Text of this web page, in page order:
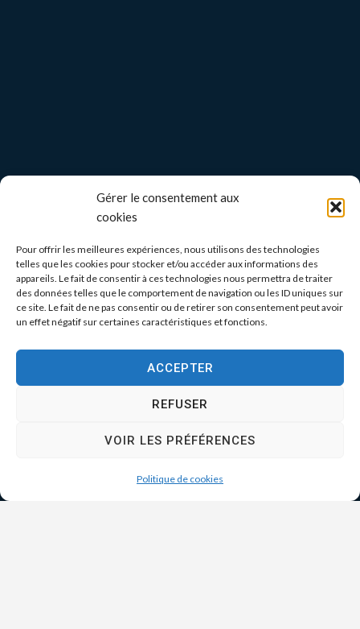
Gérer le consentement aux
cookies
Pour offrir les meilleures expériences, nous utilisons des technologies
telles que les cookies pour stocker et/ou accéder aux informations des
appareils. Le fait de consentir à ces technologies nous permettra de traiter
des données telles que le comportement de navigation ou les ID uniques sur
ce site. Le fait de ne pas consentir ou de retirer son consentement peut avoir
un effet négatif sur certaines caractéristiques et fonctions.
ACCEPTER
REFUSER
VOIR LES PRÉFÉRENCES
Politique de cookies